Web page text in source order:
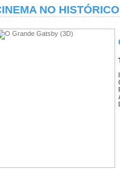
NO HISTÓRICO